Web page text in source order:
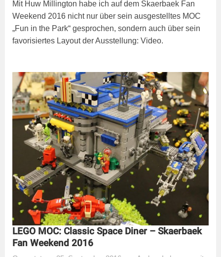
Mit Huw Millington habe ich auf dem Skaerbaek Fan
Weekend 2016 nicht nur über sein ausgestelltes MOC
„Fun in the Park“ gesprochen, sondern auch über sein
favorisiertes Layout der Ausstellung: Video.
LEGO MOC: Classic Space Diner – Skaerbaek
Fan Weekend 2016